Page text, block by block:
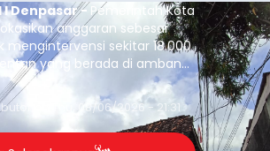
I Denpasar - Pemerintah Kota
anggaran sebesar
mengintervensi sekitar 18.000
yang berada di ambang
strategis ini diambil
yang berada pada
6 tersebut agar tidak
miskin.
Thu, 08/06/2026 - 21:31